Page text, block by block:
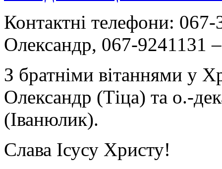
Контактні телефони:
Олександр, 067-9241131
З братніми вітаннями у
Олександр (Тіца) та о.-
(Іванюлик).
Слава Ісусу Христу!